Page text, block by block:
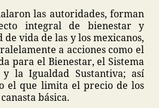
las autoridades, forman
integral de bienestar y
vida de las y los mexicanos,
a acciones como el
para el Bienestar, el Sistema
la Igualdad Sustantiva; así
el que limita el precio de los
básica.